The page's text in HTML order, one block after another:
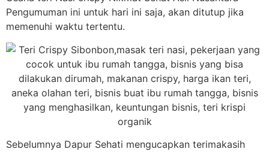
Pengumuman ini untuk hari ini saja, akan ditutup jika
memenuhi waktu tertentu.
Sebelumnya Dapur Sehati mengucapkan terimakasih